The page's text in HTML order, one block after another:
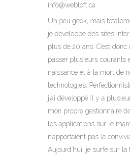
info@webloft.ca
Un peu geek, mais
je développe des sites
plus de 20 ans. C’est donc
passer plusieurs courants
naissance et à la mort de
technologies.
j’ai développé il y a
mon propre gestionnaire
les applications sur le
n’apportaient pas la
Aujourd’hui, je surfe sur la